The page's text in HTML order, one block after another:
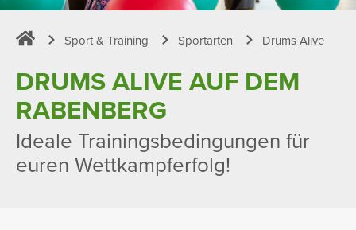
Sport & Training Sportarten Drums Alive
DRUMS ALIVE AUF DEM
RABEN­BERG
Ideale Trai­nings­be­din­gungen für
euren Wett­kampfer­folg!